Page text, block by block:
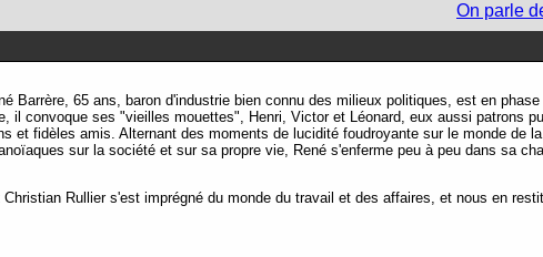
On parle
Barrère, 65 ans, baron d'industrie bien connu des milieux politiques, est en
il convoque ses "vieilles mouettes", Henri, Victor et Léonard, eux aussi patrons
et fidèles amis. Alternant des moments de lucidité foudroyante sur le monde de
sur la société et sur sa propre vie, René s'enferme peu à peu dans sa
Rullier s'est imprégné du monde du travail et des affaires, et nous en